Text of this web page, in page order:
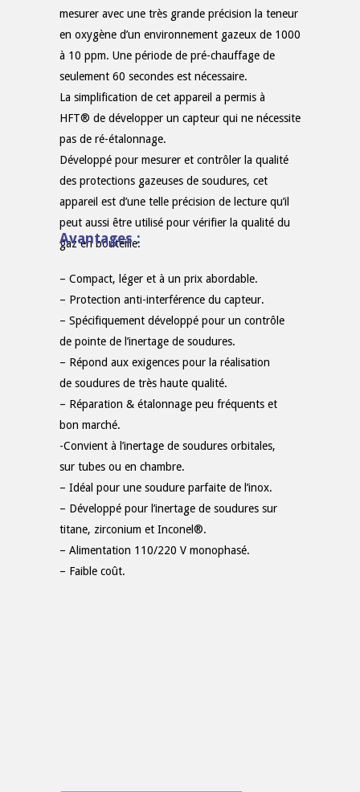
mesurer avec une très grande précision la teneur
en oxygène d’un environnement gazeux de 1000
à 10 ppm. Une période de pré-chauffage de
seulement 60 secondes est nécessaire.
La simplification de cet appareil a permis à
HFT® de développer un capteur qui ne nécessite
pas de ré-étalonnage.
Développé pour mesurer et contrôler la qualité
des protections gazeuses de soudures, cet
appareil est d’une telle précision de lecture qu’il
peut aussi être utilisé pour vérifier la qualité du
gaz en bouteille.
Avantages :
– Compact, léger et à un prix abordable.
– Protection anti-interférence du capteur.
– Spécifiquement développé pour un contrôle
de pointe de l’inertage de soudures.
– Répond aux exigences pour la réalisation
de soudures de très haute qualité.
– Réparation & étalonnage peu fréquents et
bon marché.
-Convient à l’inertage de soudures orbitales,
sur tubes ou en chambre.
– Idéal pour une soudure parfaite de l’inox.
– Développé pour l’inertage de soudures sur
titane, zirconium et Inconel®.
– Alimentation 110/220 V monophasé.
– Faible coût.